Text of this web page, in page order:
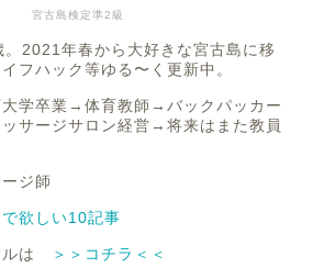
宮古島検定準2級
2021年春から大好きな宮古島に移
フハック等ゆる〜く更新中。
大学卒業→体育教師→バックパッカー
サージサロン経営→将来はまた教員
ジ師
欲しい10記事
ルは ＞＞コチラ＜＜